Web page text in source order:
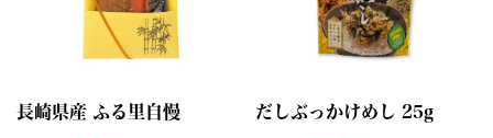
長崎県産 ふる里自慢
だしぶっかけめし 25g